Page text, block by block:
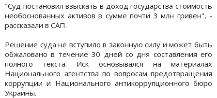
"Суд постановил взыскать в доход государства стоимость
необоснованных активов в сумме почти 3 млн гривен", -
рассказали в САП.
Решение суда не вступило в законную силу и может быть
обжаловано в течение 30 дней со дня составления его
полного текста. Иск основывался на материалах
Национального агентства по вопросам предотвращения
коррупции и Национального антикоррупционного бюро
Украины.